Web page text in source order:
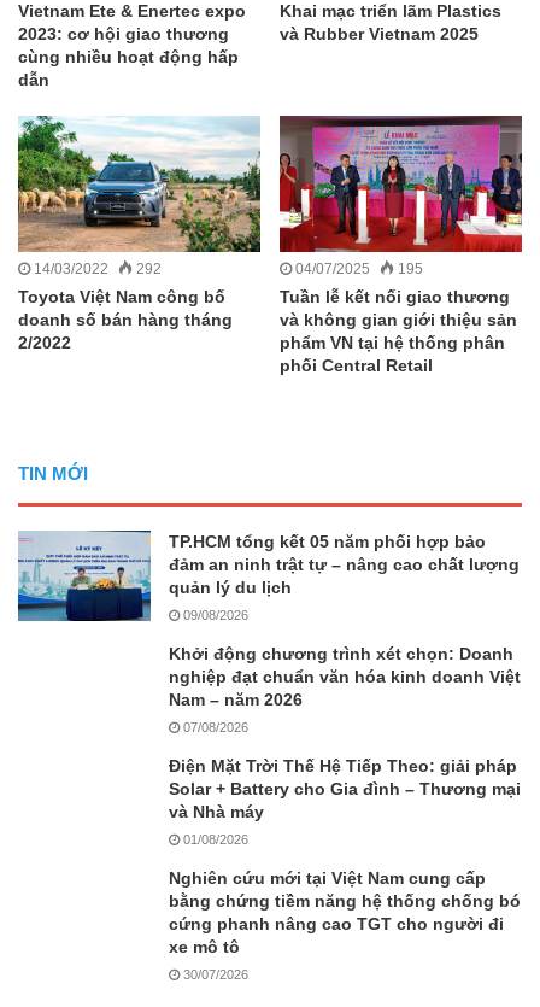
Vietnam Ete & Enertec expo
2023: cơ hội giao thương
cùng nhiều hoạt động hấp
dẫn
Khai mạc triển lãm Plastics
và Rubber Vietnam 2025
14/03/2022 292
Toyota Việt Nam công bố
doanh số bán hàng tháng
2/2022
04/07/2025 195
Tuần lễ kết nối giao thương
và không gian giới thiệu sản
phẩm VN tại hệ thống phân
phối Central Retail
TIN MỚI
TP.HCM tổng kết 05 năm phối hợp bảo
đảm an ninh trật tự – nâng cao chất lượng
quản lý du lịch
09/08/2026
Khởi động chương trình xét chọn: Doanh
nghiệp đạt chuẩn văn hóa kinh doanh Việt
Nam – năm 2026
07/08/2026
Điện Mặt Trời Thế Hệ Tiếp Theo: giải pháp
Solar + Battery cho Gia đình – Thương mại
và Nhà máy
01/08/2026
Nghiên cứu mới tại Việt Nam cung cấp
bằng chứng tiềm năng hệ thống chống bó
cứng phanh nâng cao TGT cho người đi
xe mô tô
30/07/2026